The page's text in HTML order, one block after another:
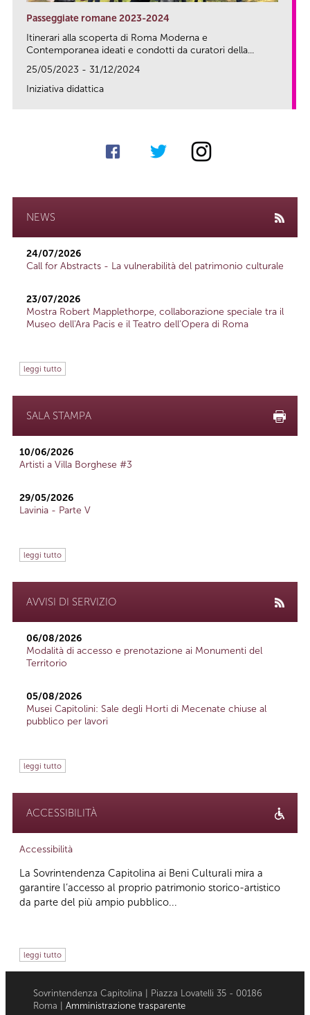
Passeggiate romane 2023-2024
Itinerari alla scoperta di Roma Moderna e
Contemporanea ideati e condotti da curatori della...
25/05/2023 - 31/12/2024
Iniziativa didattica
NEWS
24/07/2026
Call for Abstracts - La vulnerabilità del patrimonio culturale
23/07/2026
Mostra Robert Mapplethorpe, collaborazione speciale tra il
Museo dell'Ara Pacis e il Teatro dell'Opera di Roma
leggi tutto
SALA STAMPA
10/06/2026
Artisti a Villa Borghese #3
29/05/2026
Lavinia - Parte V
leggi tutto
AVVISI DI SERVIZIO
06/08/2026
Modalità di accesso e prenotazione ai Monumenti del
Territorio
05/08/2026
Musei Capitolini: Sale degli Horti di Mecenate chiuse al
pubblico per lavori
leggi tutto
ACCESSIBILITÀ
Accessibilità
La Sovrintendenza Capitolina ai Beni Culturali mira a
garantire l’accesso al proprio patrimonio storico-artistico
da parte del più ampio pubblico...
leggi tutto
Sovrintendenza Capitolina | Piazza Lovatelli 35 - 00186
Roma | Amministrazione trasparente